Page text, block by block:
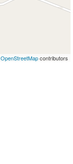
OpenStreetMapcontributors